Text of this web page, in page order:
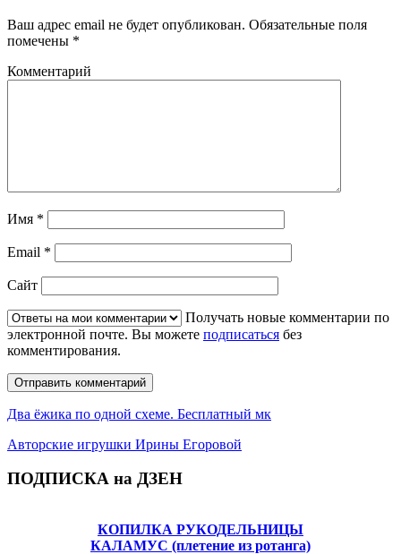
Ваш адрес email не будет опубликован. Обязательные поля
помечены *
Комментарий
Имя *
Email *
Сайт
Получать новые комментарии по
электронной почте. Вы можете подписаться без
комментирования.
Два ёжика по одной схеме. Бесплатный мк
Авторские игрушки Ирины Егоровой
ПОДПИСКА на ДЗЕН
КОПИЛКА РУКОДЕЛЬНИЦЫ
КАЛАМУС (плетение из ротанга)